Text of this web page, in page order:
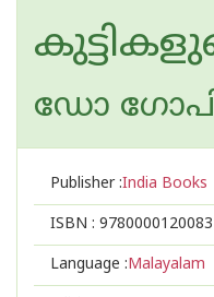
ഡോ
Publisher :India Books
ISBN : 9780000120083
Language :Malayalam